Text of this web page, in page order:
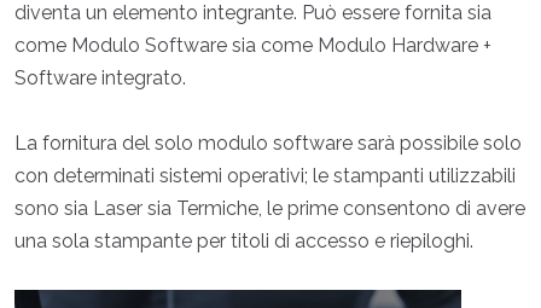
diventa un elemento integrante. Può essere fornita sia
come Modulo Software sia come Modulo Hardware +
Software integrato.
La fornitura del solo modulo software sarà possibile solo
con determinati sistemi operativi; le stampanti utilizzabili
sono sia Laser sia Termiche, le prime consentono di avere
una sola stampante per titoli di accesso e riepiloghi.